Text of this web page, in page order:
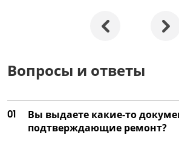
Вопросы и ответы
01
Вы выдаете какие-то
подтверждающие ремонт?